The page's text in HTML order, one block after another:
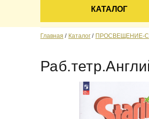
КАТАЛОГ
Главная Каталог ПРОСВЕЩЕНИЕ-